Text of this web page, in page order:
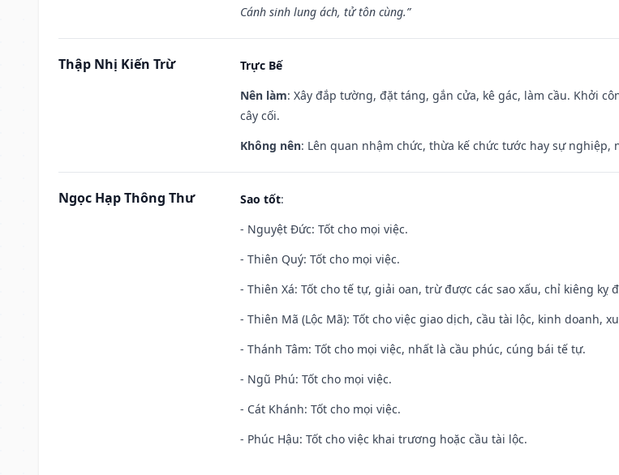
Cánh sinh lung ách, tử tôn cùng.”
Thập Nhị Kiến Trừ
Trực Bế
Nên làm: Xây đắp tường, đặt táng, gắn cửa, kê gác, làm cầu. Khởi
cây cối.
Không nên: Lên quan nhậm chức, thừa kế chức tước hay sự nghiệp,
Ngọc Hạp Thông Thư Sao tốt:
- Nguyệt Đức: Tốt cho mọi việc.
- Thiên Quý: Tốt cho mọi việc.
- Thiên Xá: Tốt cho tế tự, giải oan, trừ được các sao xấu, chỉ kiêng
- Thiên Mã (Lộc Mã): Tốt cho việc giao dịch, cầu tài lộc, kinh doanh,
- Thánh Tâm: Tốt cho mọi việc, nhất là cầu phúc, cúng bái tế tự.
- Ngũ Phú: Tốt cho mọi việc.
- Cát Khánh: Tốt cho mọi việc.
- Phúc Hậu: Tốt cho việc khai trương hoặc cầu tài lộc.